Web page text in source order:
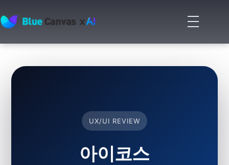
BLUECANVAS
메
뉴
기
UX/UI REVIEW
아이코스